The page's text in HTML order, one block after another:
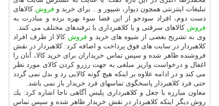
تبلیغات اینترنتی همچون دیوار، شیپور و... برای خرید و فروش كالاهای
دست دوم، افراد سودجو از این فضا سوء بهره برده و مبادرت به
فروش كالاهای سرقتی و یا كلاهبرداری با ترفندهای مختلف می كنند.
وی به تشریح بعضی از شیوه های خرید و فروش كالا از طرف افراد
كلاهبردار در سایت های فوق پرداخت و اضافه كرد: كلاهبردار در نقش
فروشنده ظاهر شده و سپس تماس خریداران برای خرید كالا، آنان را
اغفال و درخواست واریز مبلغی به جهت رزرو كردن كالای مورد نظر
می كند و در ادامه علاوه بر اینكه هیچ گونه كالایی رد و بدل نمی گردد
حتی فرد كلاهبردار پاسخگوی تماسهای فرد خریدار باز نمی باشد.
معاون مبارزه با جعل و كلاهبرداری پلیس آگاهی ناجا اشاره كرد: یك
روش دیگر اینكه كلاهبردار در نقش خریدار ظاهر شده و سپس تماس